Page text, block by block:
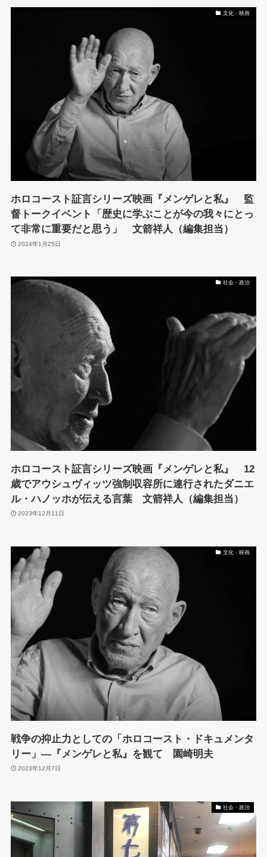
文化・映画
ホロコースト証言シリーズ映画『メンゲレと私』 監
督トークイベント「歴史に学ぶことが今の我々にとっ
て非常に重要だと思う」 文箭祥人（編集担当）
2024年1月25日
社会・政治
ホロコースト証言シリーズ映画『メンゲレと私』 12
歳でアウシュヴィッツ強制収容所に連行されたダニエ
ル・ハノッホが伝える言葉 文箭祥人（編集担当）
2023年12月11日
文化・映画
戦争の抑止力としての「ホロコースト・ドキュメンタ
リー」―『メンゲレと私』を観て 園崎明夫
2023年12月7日
社会・政治